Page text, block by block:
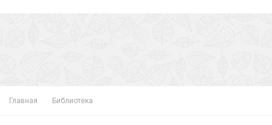
Главная Библиотека